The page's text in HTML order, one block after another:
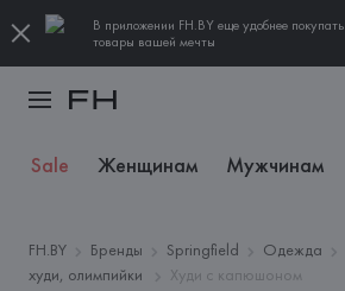
В приложении FH.BY еще удобнее покупать
товары вашей мечты
Sale Женщинам Мужчинам
FH.BY Бренды Springfield Одежда
худи, олимпийки
Худи с капюшоном